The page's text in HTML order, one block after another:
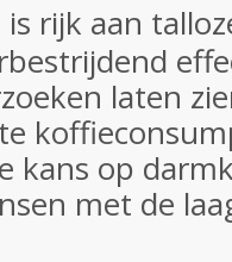
is rijk aan
laten
kans op
met de